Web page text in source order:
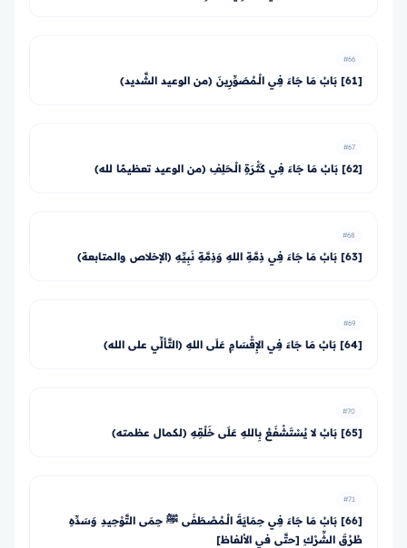
#66
[61] بَابُ مَا جَاءَ فِي الْـمُصَوِّرِينَ (من الوعيد الشَّديد)
#67
[62] بَابُ مَا جَاءَ فِي كَثْرَةِ الْـحَلِفِ (من الوعيد تعظيمًا لله)
#68
[63] بَابُ مَا جَاءَ فِي ذِمَّةِ اللهِ وَذِمَّةِ نَبِيِّهِ (الإخلاص والمتابعة)
#69
[64] بَابُ مَا جَاءَ فِي الإِقْسَامِ عَلَى اللهِ (التَّألِّي على الله)
#70
[65] بَابُ لا يُسْتَشْفَعُ بِاللهِ عَلَى خَلْقِهِ (لكمال عظمته)
#71
[66] بَابُ مَا جَاءَ فِي حِمَايَةَ الْـمُصْطَفَى ﷺ حِمَى التَّوْحِيدِ وَسَدِّهِ
طُرُقَ الشِّرْكِ [حتَّى في الألفاظ]